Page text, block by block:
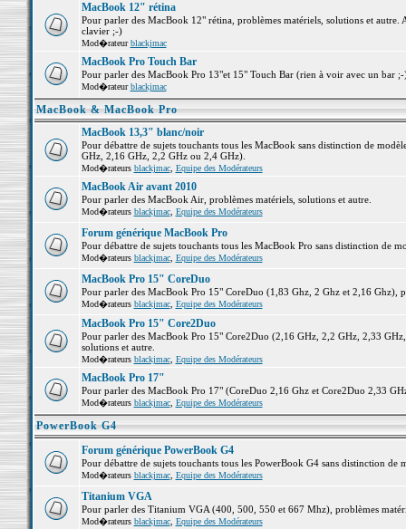
MacBook 12" rétina
Pour parler des MacBook 12" rétina, problèmes matériels, solutions et
clavier ;-)
Mod�rateurblackjmac
MacBook Pro Touch Bar
Pour parler des MacBook Pro 13"et 15" Touch Bar (rien à voir avec un bar
Mod�rateurblackjmac
MacBook & MacBook Pro
MacBook 13,3" blanc/noir
Pour débattre de sujets touchants tous les MacBook sans distinction de
GHz, 2,16 GHz, 2,2 GHz ou 2,4 GHz).
Mod�rateurs blackjmac, Equipe des Modérateurs
MacBook Air avant 2010
Pour parler des MacBook Air, problèmes matériels, solutions et autre.
Mod�rateurs blackjmac, Equipe des Modérateurs
Forum générique MacBook Pro
Pour débattre de sujets touchants tous les MacBook Pro sans distinction de
Mod�rateurs blackjmac, Equipe des Modérateurs
MacBook Pro 15" CoreDuo
Pour parler des MacBook Pro 15" CoreDuo (1,83 Ghz, 2 Ghz et 2,16 Ghz),
Mod�rateurs blackjmac, Equipe des Modérateurs
MacBook Pro 15" Core2Duo
Pour parler des MacBook Pro 15" Core2Duo (2,16 GHz, 2,2 GHz, 2,33
solutions et autre.
Mod�rateurs blackjmac, Equipe des Modérateurs
MacBook Pro 17"
Pour parler des MacBook Pro 17" (CoreDuo 2,16 Ghz et Core2Duo 2,33
Mod�rateurs blackjmac, Equipe des Modérateurs
PowerBook G4
Forum générique PowerBook G4
Pour débattre de sujets touchants tous les PowerBook G4 sans distinction de
Mod�rateurs blackjmac, Equipe des Modérateurs
Titanium VGA
Pour parler des Titanium VGA (400, 500, 550 et 667 Mhz), problèmes
Mod�rateurs blackjmac, Equipe des Modérateurs